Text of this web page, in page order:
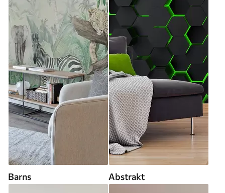
Barns Abstrakt